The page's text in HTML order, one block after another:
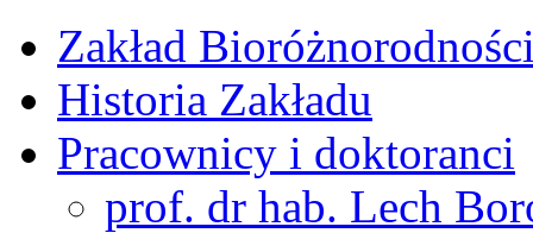
Zakład
Historia Zakładu
Pracownicy i doktoranci
prof. dr hab. Lech